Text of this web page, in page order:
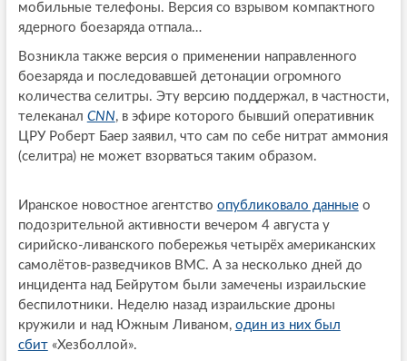
мобильные телефоны. Версия со взрывом компактного
ядерного боезаряда отпала…
Возникла также версия о применении направленного
боезаряда и последовавшей детонации огромного
количества селитры. Эту версию поддержал, в частности,
телеканал СNN, в эфире которого бывший оперативник
ЦРУ Роберт Баер заявил, что сам по себе нитрат аммония
(селитра) не может взорваться таким образом.
Иранское новостное агентство опубликовало данныео
подозрительной активности вечером 4 августа у
сирийско-ливанского побережья четырёх американских
самолётов-разведчиков ВМС. А за несколько дней до
инцидента над Бейрутом были замечены израильские
беспилотники. Неделю назад израильские дроны
кружили и над Южным Ливаном, один из них был
сбит«Хезболлой».